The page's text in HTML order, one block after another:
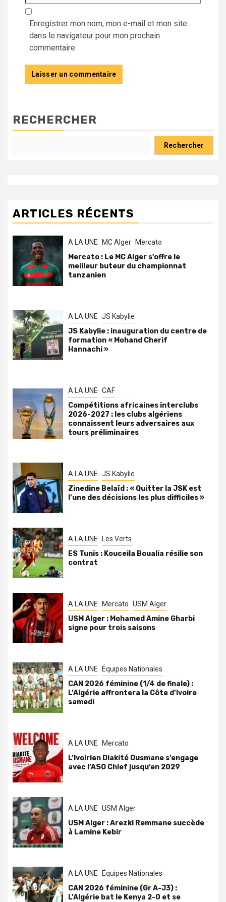
Enregistrer mon nom, mon e-mail et mon site
dans le navigateur pour mon prochain
commentaire.
RECHERCHER
Rechercher
ARTICLES RÉCENTS
A LA UNE MC Alger Mercato
Mercato : Le MC Alger s’offre le
meilleur buteur du championnat
tanzanien
A LA UNE JS Kabylie
JS Kabylie : inauguration du centre de
formation « Mohand Cherif
Hannachi »
A LA UNE CAF
Compétitions africaines interclubs
2026-2027 : les clubs algériens
connaissent leurs adversaires aux
tours préliminaires
A LA UNE JS Kabylie
Zinedine Belaïd : « Quitter la JSK est
l’une des décisions les plus difficiles »
A LA UNE Les Verts
ES Tunis : Kouceila Boualia résilie son
contrat
A LA UNE Mercato USM Alger
USM Alger : Mohamed Amine Gharbi
signe pour trois saisons
A LA UNE Équipes Nationales
CAN 2026 féminine (1/4 de finale) :
L’Algérie affrontera la Côte d’Ivoire
samedi
A LA UNE Mercato
L’Ivoirien Diakité Ousmane s’engage
avec l’ASO Chlef jusqu’en 2029
A LA UNE USM Alger
USM Alger : Arezki Remmane succède
à Lamine Kebir
A LA UNE Équipes Nationales
CAN 2026 féminine (Gr A-J3) :
L’Algérie bat le Kenya 2-0 et se